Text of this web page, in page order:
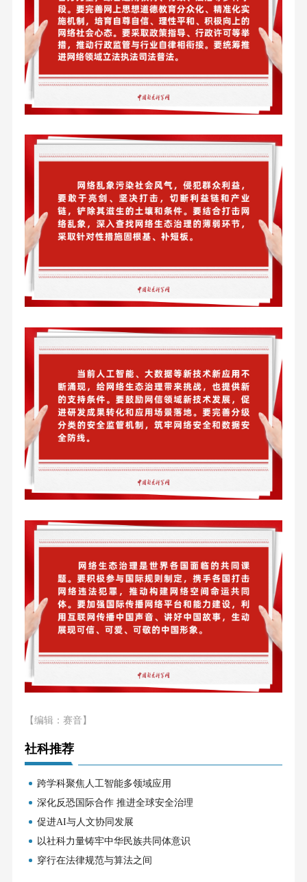
【编辑：赛音】
社科推荐
跨学科聚焦人工智能多领域应用
深化反恐国际合作 推进全球安全治理
促进AI与人文协同发展
以社科力量铸牢中华民族共同体意识
穿行在法律规范与算法之间